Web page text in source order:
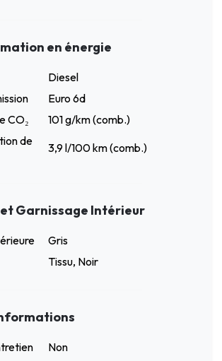
en énergie
Diesel
Euro 6d
CO₂
101 g/km (comb.)
de
3,9 l/100 km (comb.)
Garnissage Intérieur
Gris
Tissu, Noir
Non